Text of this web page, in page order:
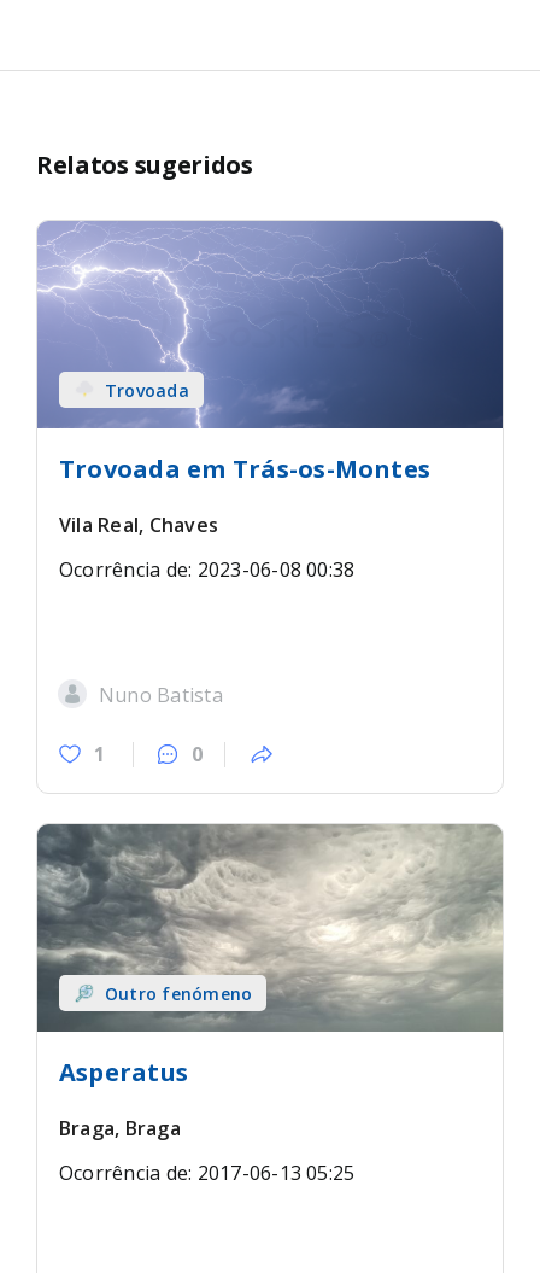
Relatos sugeridos
Trovoada
Trovoada em Trás-os-Montes
Vila Real, Chaves
Ocorrência de: 2023-06-08 00:38
Nuno Batista
1 0
Outro fenómeno
Asperatus
Braga, Braga
Ocorrência de: 2017-06-13 05:25